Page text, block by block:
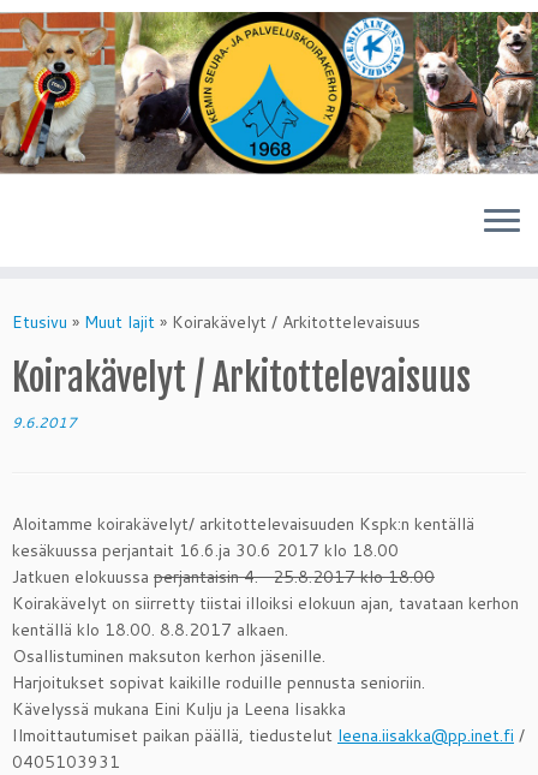
toEtusivu » Muut lajit » Koirakävelyt / Arkitottelevaisuus
Koirakävelyt / Arkitottelevaisuus
9.6.2017
Aloitamme koirakävelyt/ arkitottelevaisuuden Kspk:n kentällä
kesäkuussa perjantait 16.6.ja 30.6 2017 klo 18.00
Jatkuen elokuussa perjantaisin 4.- 25.8.2017 klo 18.00
Koirakävelyt on siirretty tiistai illoiksi elokuun ajan, tavataan kerhon
kentällä klo 18.00. 8.8.2017 alkaen.
Osallistuminen maksuton kerhon jäsenille.
Harjoitukset sopivat kaikille roduille pennusta senioriin.
Kävelyssä mukana Eini Kulju ja Leena Iisakka
Ilmoittautumiset paikan päällä, tiedustelut leena.iisakka@pp.inet.fi /
0405103931